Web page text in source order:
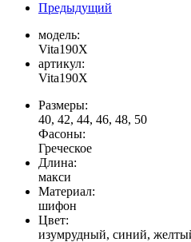
Предыдущий
модель:
Vita190X
артикул:
Vita190X
Размеры:
40, 42, 44, 46, 48, 50
Фасоны:
Греческое
Длина:
макси
Материал:
шифон
Цвет:
изумрудный, синий,